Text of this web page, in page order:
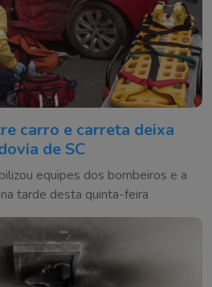
carro e carreta deixa
de SC
equipes dos bombeiros e a
tarde desta quinta-feira